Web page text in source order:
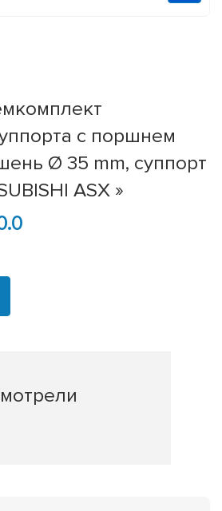
с поршнем
Ø 35 mm, суппорт
ASX »